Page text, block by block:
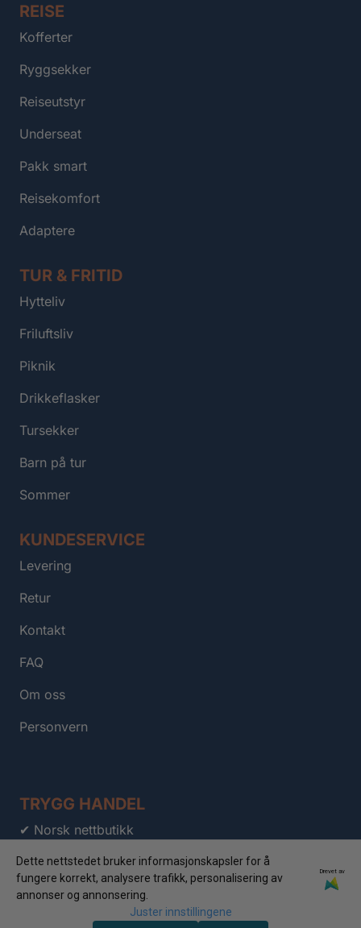
REISE
Kofferter
Ryggsekker
Reiseutstyr
Underseat
Pakk smart
Reisekomfort
Adaptere
TUR & FRITID
Hytteliv
Friluftsliv
Piknik
Drikkeflasker
Tursekker
Barn på tur
Sommer
KUNDESERVICE
Levering
Retur
Kontakt
FAQ
Om oss
Personvern
TRYGG HANDEL
✔ Norsk nettbutikk
✔ Fri frakt over 999,-
✔ 100 dagers åpent kjøp
Dette nettstedet bruker informasjonskapsler for å
fungere korrekt, analysere trafikk, personalisering av
annonser og annonsering.
Drevet av
Juster innstillingene